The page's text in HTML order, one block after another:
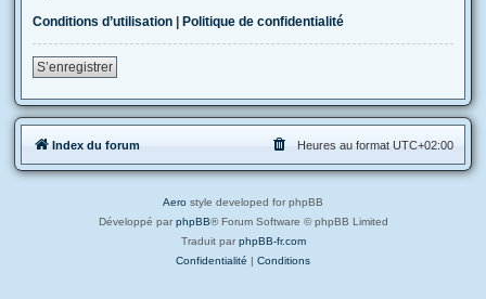
Conditions d’utilisation | Politique de confidentialité
S’enregistrer
Index du forum Heures au format UTC+02:00
Aero style developed for phpBB
Développé par phpBB® Forum Software © phpBB Limited
Traduit par phpBB-fr.com
Confidentialité | Conditions